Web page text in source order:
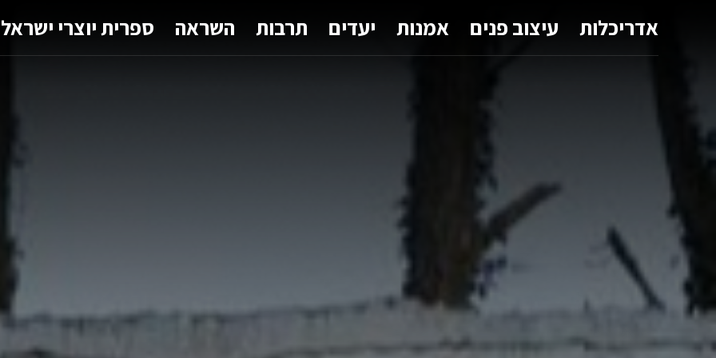
אדריכלות עיצוב פנים אמנות יעדים תרבות השראה ספרית יוצרי ישראל